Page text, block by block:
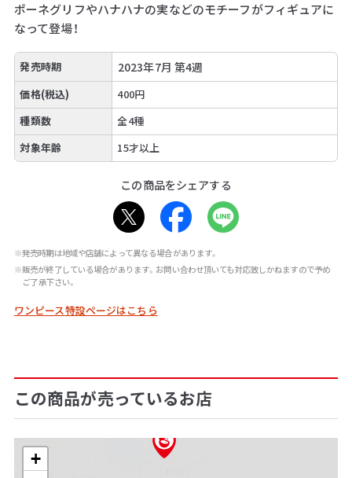
ポーネグリフやハナハナの実などのモチーフがフィギュアに
なって登場！
発売時期 2023年7月 第4週
価格(税込)
400円
種類数
全4種
対象年齢
15才以上
この商品をシェアする
※発売時期は地域や店舗によって異なる場合があります。
※販売が終了している場合があります。お問い合わせ頂いても対応致しかねますので予め
ご了承下さい。
ワンピース特設ページはこちら
この商品が売っているお店
+